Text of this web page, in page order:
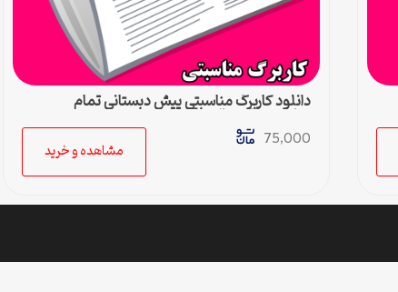
دانلود کاربرگ مناسبتی پیش دبستانی تمام
مناسبت‌های سال + pdf
75,000
مشاهده و خرید